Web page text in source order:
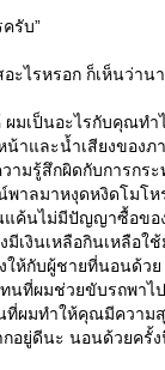
ครับ”
อะไรหรอก ก็เห็นว่าน
ผมเป็นอะไรกับคุณทำ
น้าและน้ำเสียงของ
ามรู้สึกผิดกับการกร
าลมาหงุดหงิดโมโห
แค้นไม่มีปัญญาซื้อขอ
เงินเหลือกินเหลือใ
ให้กับผู้ชายที่นอนด้ว
นที่ผมช่วยขับรถพาไ
ที่ผมทำให้คุณมีความ
กอยู่ดีนะ นอนด้วยครั้